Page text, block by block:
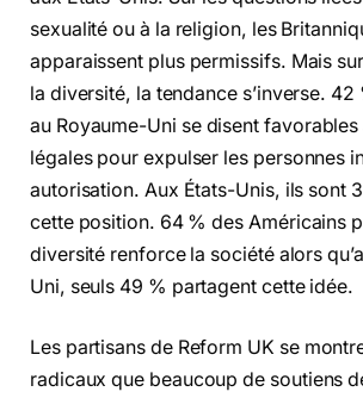
sexualité ou à la religion, les
apparaissent plus permissifs. Mais
la diversité, la tendance s’inverse.
au Royaume-Uni se disent
légales pour expulser les personnes
autorisation. Aux États-Unis, ils sont
cette position. 64 % des Américains
diversité renforce la société alors
Uni, seuls 49 % partagent cette idée.
Les partisans de Reform UK se
radicaux que beaucoup de soutiens